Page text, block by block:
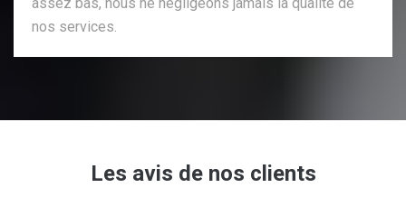
nos services.
Les avis de nos clients